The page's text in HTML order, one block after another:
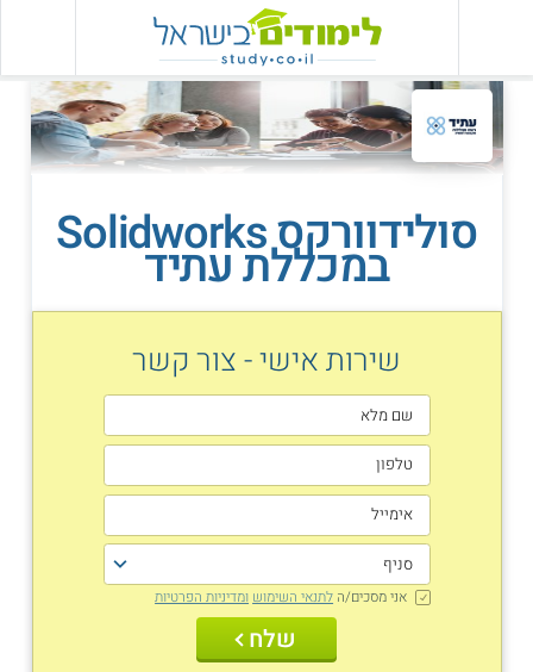
סולידוורקס Solidworks
במכללת עתיד
שירות אישי - צור קשר
אני מסכים/ה לתנאי השימוש ומדיניות הפרטיות
שלח